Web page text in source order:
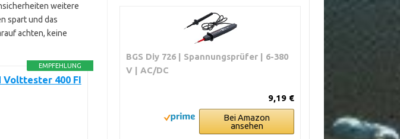
weitere
spart und das
achten, keine
EMPFEHLUNG
Volttester 400 FI
BGS Diy 726 | Spannungsprüfer | 6-380
V | AC/DC
9,19 €
Bei Amazon
ansehen